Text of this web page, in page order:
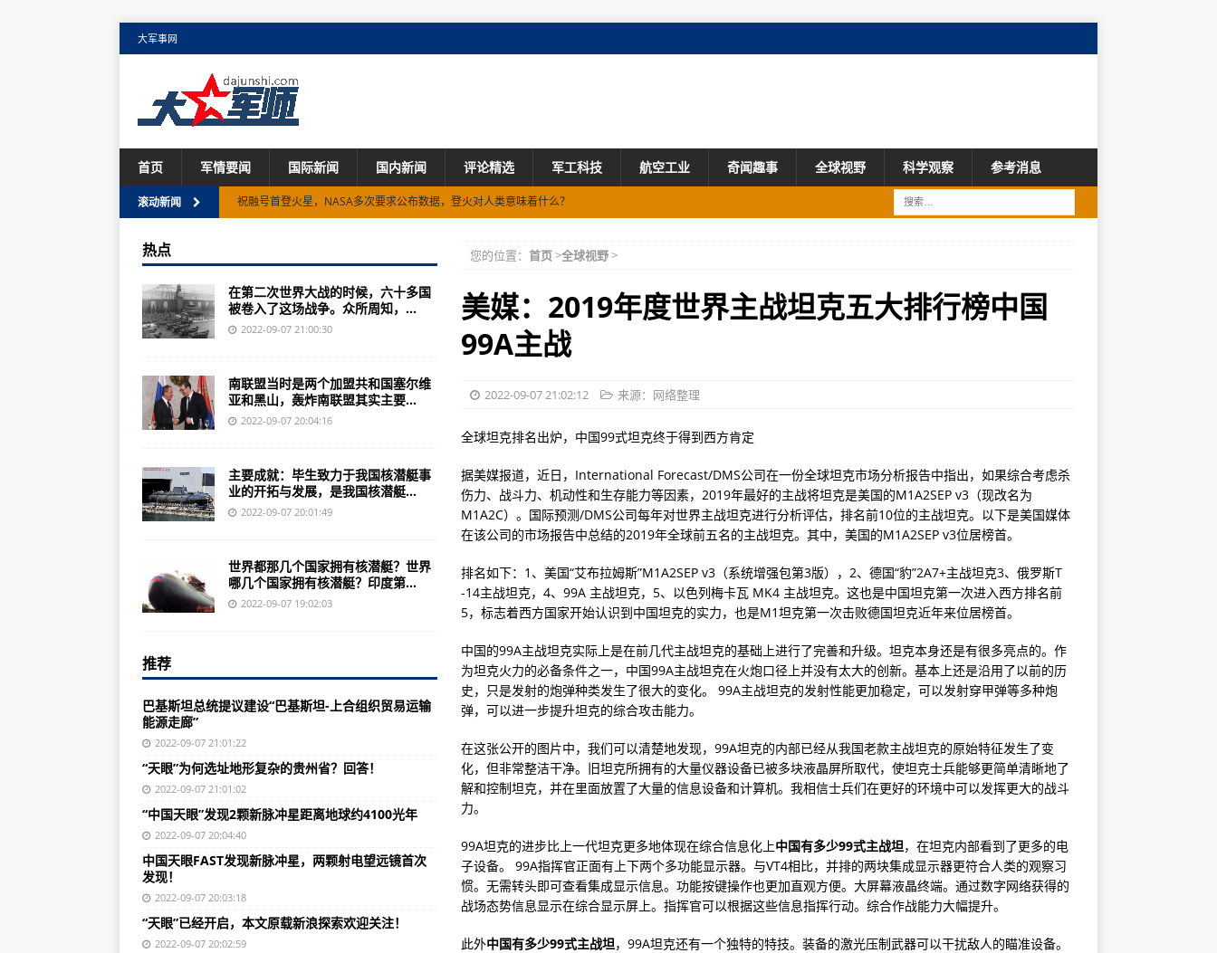
大军事网
首页 军情要闻 国际新闻 国内新闻 评论精选 军工科技 航空工业 奇闻趣事 全球视野 科学观察 参考消息
滚动新闻
巴基斯坦总统提议建设“巴基斯坦-上合组织贸易运输能源走廊”
美国战略核潜艇部队主要建设与发展方向(图)
二战过后，六十多国被卷入这场战争的真实原因是什么？
“中国天眼”发现2颗新脉冲星距离地球约4100光年
塞尔维亚23年的骨气未曾改变，这在当今世界已经非常难能可贵！
英国2020年启动第六代战斗机“暴风”早期开发战机
中国天眼FAST发现新脉冲星，两颗射电望远镜首次发现！
萨姆纳级驱逐舰舰员：二战中建造完成的55艘(组图)
“天眼”已经开启，本文原载新浪探索欢迎关注！
美国海军驱逐舰数量 的话+个10分，你知道多少艘？（收藏）
中国最先进的主战坦克被称为中国陆战王牌的第三代主战
黄旭华“天字第一号”黄旭华事业的开拓与发展(图)
就是我国500米口径球面射电望远镜——“中国天眼”
中国093新型核潜艇发射鱼雷null英国特拉法加级战略核潜艇null
2.2空中骑士当军队在残忍的堑壕战中深陷泥潭时
美上将撤换掉M4M16A4IAR步枪用机枪机枪射击(图)
全球最具核潜艇俄亥俄级的4艘中国海豹水下
《机动战士敢达OL》特意强力机体开启多个活动
美国海军陆战队的新式武器：可载10吨炸弹的弹舱
2021年美国海军现有舰艇UP主将进行盘点内发展预期
特种部队未来战争中文版介绍，让玩家玩更加的有趣射击游戏
您的位置： 首页>全球视野>
美媒：2019年度世界主战坦克五大排行榜中国
99A主战
2022-09-07 21:02:12 来源：网络整理
全球坦克排名出炉，中国99式坦克终于得到西方肯定
据美媒报道，近日，International Forecast/DMS公司在一份全球坦克市场分析报告中指出，如果综合考虑杀
伤力、战斗力、机动性和生存能力等因素，2019年最好的主战将坦克是美国的M1A2SEP v3（现改名为
M1A2C）。国际预测/DMS公司每年对世界主战坦克进行分析评估，排名前10位的主战坦克。以下是美国媒体
在该公司的市场报告中总结的2019年全球前五名的主战坦克。其中，美国的M1A2SEP v3位居榜首。
排名如下：1、美国“艾布拉姆斯”M1A2SEP v3（系统增强包第3版），2、德国“豹”2A7+主战坦克3、俄罗斯T
-14主战坦克，4、99A 主战坦克，5、以色列梅卡瓦 MK4 主战坦克。这也是中国坦克第一次进入西方排名前
5，标志着西方国家开始认识到中国坦克的实力，也是M1坦克第一次击败德国坦克近年来位居榜首。
中国的99A主战坦克实际上是在前几代主战坦克的基础上进行了完善和升级。坦克本身还是有很多亮点的。作
为坦克火力的必备条件之一，中国99A主战坦克在火炮口径上并没有太大的创新。基本上还是沿用了以前的历
史，只是发射的炮弹种类发生了很大的变化。 99A主战坦克的发射性能更加稳定，可以发射穿甲弹等多种炮
弹，可以进一步提升坦克的综合攻击能力。
在这张公开的图片中，我们可以清楚地发现，99A坦克的内部已经从我国老款主战坦克的原始特征发生了变
化，但非常整洁干净。旧坦克所拥有的大量仪器设备已被多块液晶屏所取代，使坦克士兵能够更简单清晰地了
解和控制坦克，并在里面放置了大量的信息设备和计算机。我相信士兵们在更好的环境中可以发挥更大的战斗
力。
99A坦克的进步比上一代坦克更多地体现在综合信息化上中国有多少99式主战坦，在坦克内部看到了更多的电
子设备。 99A指挥官正面有上下两个多功能显示器。与VT4相比，并排的两块集成显示器更符合人类的观察习
惯。无需转头即可查看集成显示信息。功能按键操作也更加直观方便。大屏幕液晶终端。通过数字网络获得的
战场态势信息显示在综合显示屏上。指挥官可以根据这些信息指挥行动。综合作战能力大幅提升。
此外中国有多少99式主战坦，99A坦克还有一个独特的特技。装备的激光压制武器可以干扰敌人的瞄准设备。
热点
在第二次世界大战的时候，六十多国
被卷入了这场战争。众所周知，...
2022-09-07 21:00:30
南联盟当时是两个加盟共和国塞尔维
亚和黑山，轰炸南联盟其实主要...
2022-09-07 20:04:16
主要成就：毕生致力于我国核潜艇事
业的开拓与发展，是我国核潜艇...
2022-09-07 20:01:49
世界都那几个国家拥有核潜艇？世界
哪几个国家拥有核潜艇？印度第...
2022-09-07 19:02:03
推荐
巴基斯坦总统提议建设“巴基斯坦-上合组织贸易运输
能源走廊”
2022-09-07 21:01:22
“天眼”为何选址地形复杂的贵州省？回答！
2022-09-07 21:01:02
“中国天眼”发现2颗新脉冲星距离地球约4100光年
2022-09-07 20:04:40
中国天眼FAST发现新脉冲星，两颗射电望远镜首次
发现！
2022-09-07 20:03:18
“天眼”已经开启，本文原载新浪探索欢迎关注！
2022-09-07 20:02:59